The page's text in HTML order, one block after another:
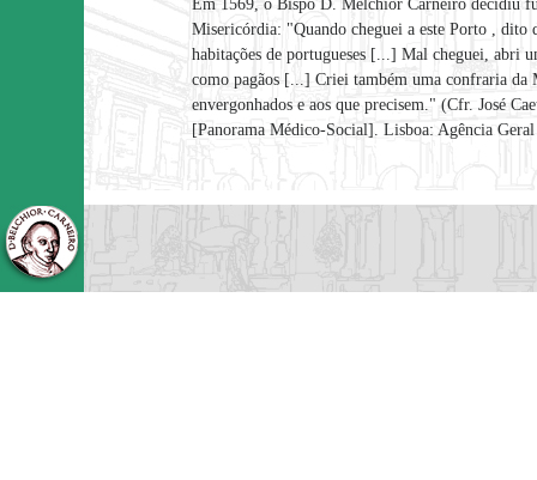
Em 1569, o Bispo D. Melchior Carneiro decidiu
Misericórdia: "Quando cheguei a este Porto , dito
habitações de portugueses [...] Mal cheguei, abri
como pagãos [...] Criei também uma confraria da
envergonhados e aos que precisem." (Cfr. José
[Panorama Médico-Social]. Lisboa: Agência